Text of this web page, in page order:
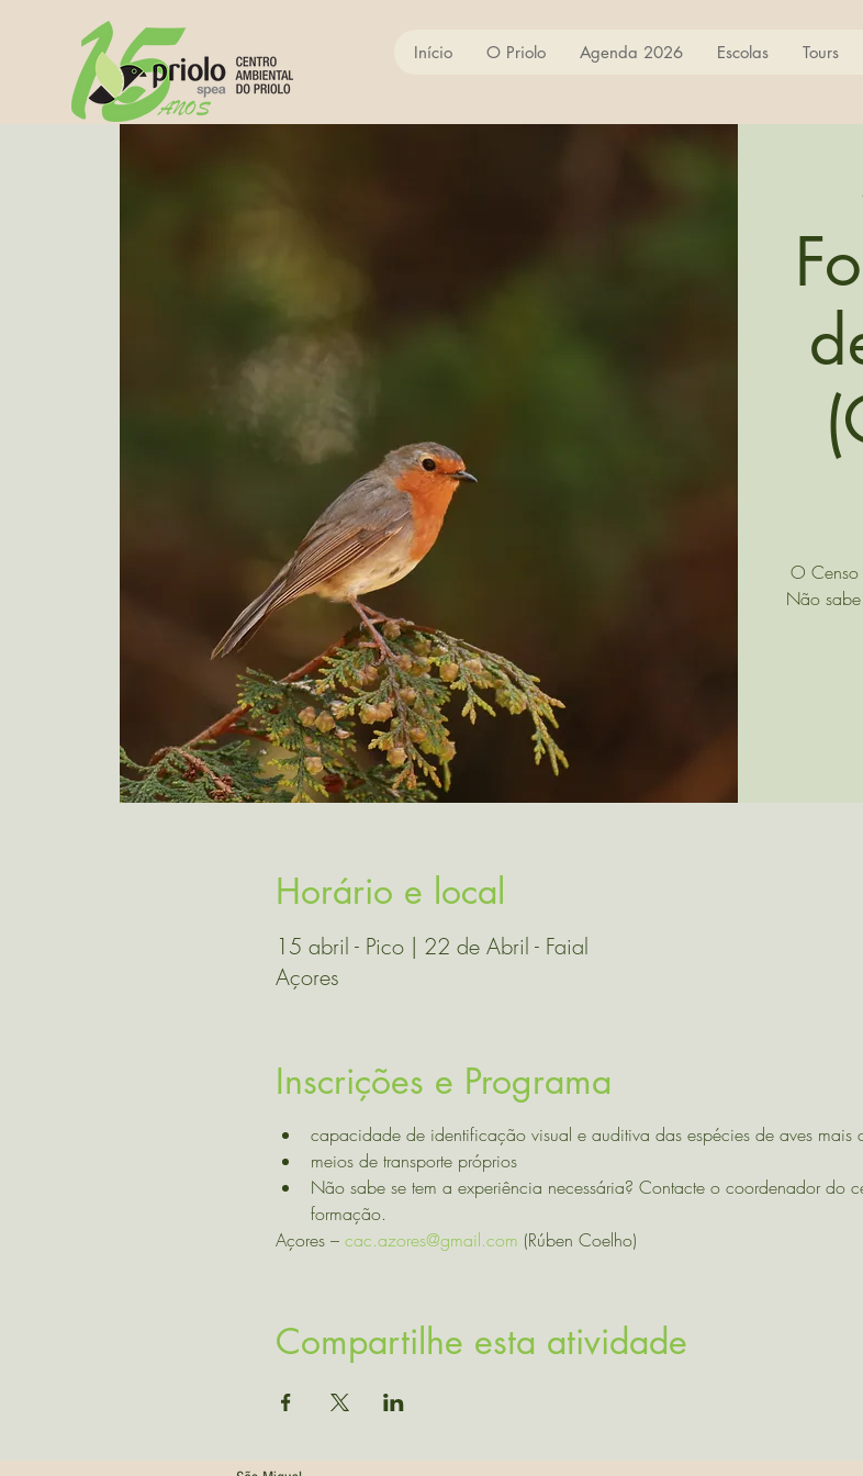
Início O Priolo Agenda 2026 Escolas Tours
O Censo
Não
Horário e local
15 abril - Pico | 22 de Abril - Faial
Açores
Inscrições e Programa
capacidade de identificação visual e auditiva das espécies de aves mais
meios de transporte próprios
Não sabe se tem a experiência necessária? Contacte o coordenador do
formação.
Açores – cac.azores@gmail.com (Rúben Coelho)
Compartilhe esta atividade